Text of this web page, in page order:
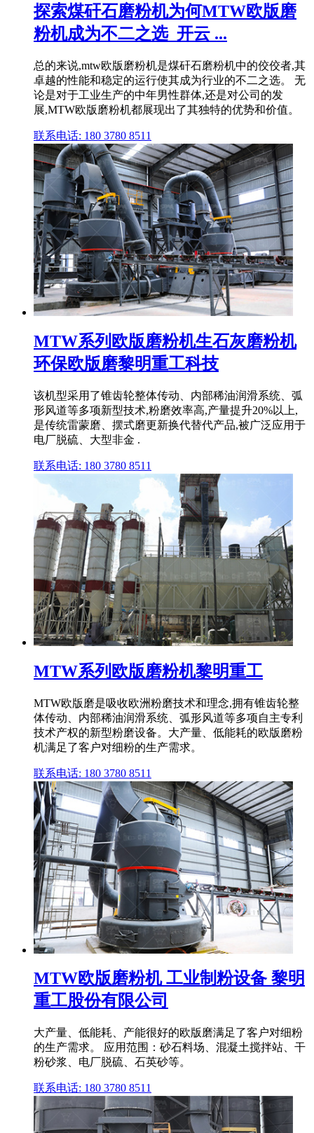
探索煤矸石磨粉机为何MTW欧版磨
粉机成为不二之选_开云 ...
总的来说,mtw欧版磨粉机是煤矸石磨粉机中的佼佼者,其
卓越的性能和稳定的运行使其成为行业的不二之选。 无
论是对于工业生产的中年男性群体,还是对公司的发
展,MTW欧版磨粉机都展现出了其独特的优势和价值。
联系电话: 180 3780 8511
MTW系列欧版磨粉机生石灰磨粉机
环保欧版磨黎明重工科技
该机型采用了锥齿轮整体传动、内部稀油润滑系统、弧
形风道等多项新型技术,粉磨效率高,产量提升20%以上,
是传统雷蒙磨、摆式磨更新换代替代产品,被广泛应用于
电厂脱硫、大型非金 .
联系电话: 180 3780 8511
MTW系列欧版磨粉机黎明重工
MTW欧版磨是吸收欧洲粉磨技术和理念,拥有锥齿轮整
体传动、内部稀油润滑系统、弧形风道等多项自主专利
技术产权的新型粉磨设备。大产量、低能耗的欧版磨粉
机满足了客户对细粉的生产需求。
联系电话: 180 3780 8511
MTW欧版磨粉机 工业制粉设备 黎明
重工股份有限公司
大产量、低能耗、产能很好的欧版磨满足了客户对细粉
的生产需求。 应用范围：砂石料场、混凝土搅拌站、干
粉砂浆、电厂脱硫、石英砂等。
联系电话: 180 3780 8511